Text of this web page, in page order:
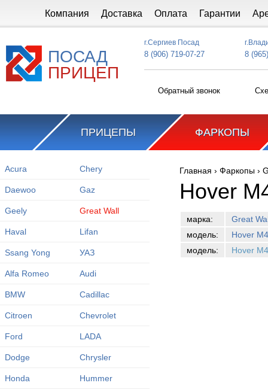
Компания Доставка Оплата Гарантии
ПОСАД
ПРИЦЕП
г.Сергиев Посад
8 (906) 719-07-27 8
Обратный звонок
ПРИЦЕПЫ ФАРКОПЫ
Acura Chery
Daewoo Gaz
Geely Great Wall
Haval Lifan
Ssang Yong УАЗ
Alfa Romeo Audi
BMW Cadillac
Citroen Chevrolet
Ford LADA
Dodge Chrysler
Honda Hummer
Вы здесь
Главная › Фаркопы ›
Hover
марка:
Great
модель:
Hover M4
модель:
Hover